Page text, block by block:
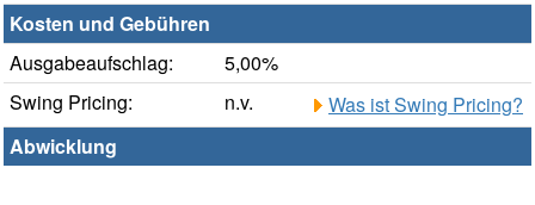
Kosten und Gebühren
Ausgabeaufschlag:
5,00%
Swing Pricing:
n.v.
Was ist Swing Pricing?
Abwicklung